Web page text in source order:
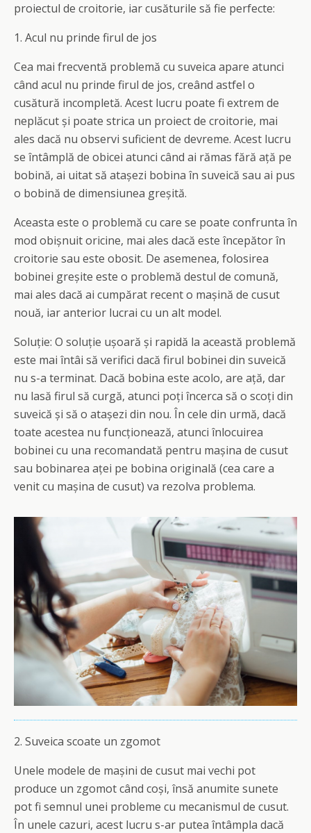
proiectul de croitorie, iar cusăturile să fie perfecte:
1. Acul nu prinde firul de jos
Cea mai frecventă problemă cu suveica apare atunci
când acul nu prinde firul de jos, creând astfel o
cusătură incompletă. Acest lucru poate fi extrem de
neplăcut și poate strica un proiect de croitorie, mai
ales dacă nu observi suficient de devreme. Acest lucru
se întâmplă de obicei atunci când ai rămas fără ață pe
bobină, ai uitat să atașezi bobina în suveică sau ai pus
o bobină de dimensiunea greșită.
Aceasta este o problemă cu care se poate confrunta în
mod obișnuit oricine, mai ales dacă este începător în
croitorie sau este obosit. De asemenea, folosirea
bobinei greșite este o problemă destul de comună,
mai ales dacă ai cumpărat recent o mașină de cusut
nouă, iar anterior lucrai cu un alt model.
Soluție: O soluție ușoară și rapidă la această problemă
este mai întâi să verifici dacă firul bobinei din suveică
nu s-a terminat. Dacă bobina este acolo, are ață, dar
nu lasă firul să curgă, atunci poți încerca să o scoți din
suveică și să o atașezi din nou. În cele din urmă, dacă
toate acestea nu funcționează, atunci înlocuirea
bobinei cu una recomandată pentru mașina de cusut
sau bobinarea aței pe bobina originală (cea care a
venit cu mașina de cusut) va rezolva problema.
2. Suveica scoate un zgomot
Unele modele de mașini de cusut mai vechi pot
produce un zgomot când coși, însă anumite sunete
pot fi semnul unei probleme cu mecanismul de cusut.
În unele cazuri, acest lucru s-ar putea întâmpla dacă